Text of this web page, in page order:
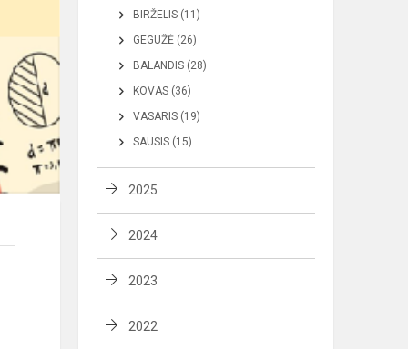
BIRŽELIS (11)
GEGUŽĖ (26)
BALANDIS (28)
KOVAS (36)
VASARIS (19)
SAUSIS (15)
2025
2024
2023
2022